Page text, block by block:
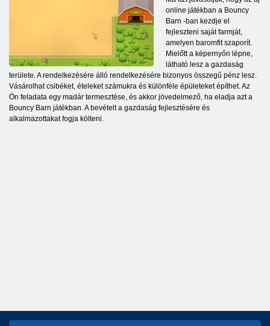
online játékban a Bouncy
Barn -ban kezdje el
fejleszteni saját farmját,
amelyen baromfit szaporít.
Mielőtt a képernyőn lépne,
látható lesz a gazdaság
területe. A rendelkezésére álló rendelkezésére bizonyos összegű pénz lesz.
Vásárolhat csibéket, ételeket számukra és különféle épületeket építhet. Az
Ön feladata egy madár termesztése, és akkor jövedelmező, ha eladja azt a
Bouncy Barn játékban. A bevételt a gazdaság fejlesztésére és
alkalmazottakat fogja költeni.